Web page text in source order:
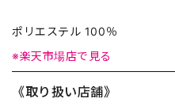
ポリエステル 100％
※楽天市場店で見る
《取り扱い店舗》